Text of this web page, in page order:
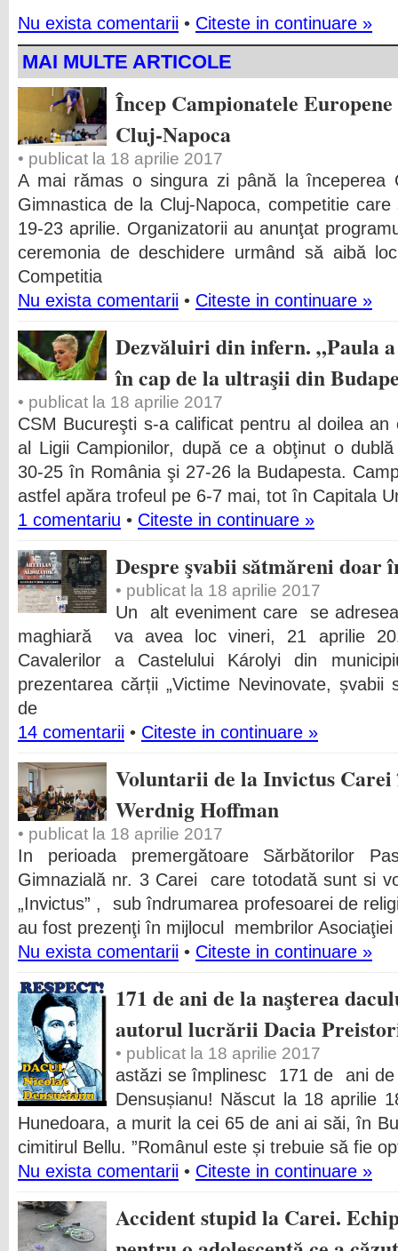
Nu exista comentarii • Citeste in continuare »
MAI MULTE ARTICOLE
Încep Campionatele
Cluj-Napoca
• publicat la 18 aprilie 2017
A mai rămas o singura zi până la începerea
Gimnastica de la Cluj-Napoca, competitie
19-23 aprilie. Organizatorii au anunţat
ceremonia de deschidere urmând să aibă
Competitia
Nu exista comentarii • Citeste in continuare »
Dezvăluiri din infern. „Paula
în cap de la ultraşii din
• publicat la 18 aprilie 2017
CSM Bucureşti s-a calificat pentru al doilea
al Ligii Campionilor, după ce a obţinut o
30-25 în România şi 27-26 la Budapesta.
astfel apăra trofeul pe 6-7 mai, tot în Capitala
1 comentariu • Citeste in continuare »
Despre şvabii sătmăreni doar
• publicat la 18 aprilie 2017
Un alt eveniment care se
maghiară va avea loc vineri, 21 aprilie
Cavalerilor a Castelului Károlyi din
prezentarea cărții „Victime Nevinovate,
de
14 comentarii • Citeste in continuare »
Voluntarii de la Invictus
Werdnig Hoffman
• publicat la 18 aprilie 2017
In perioada premergătoare Sărbătorilor
Gimnazială nr. 3 Carei care totodată sunt si
„Invictus” , sub îndrumarea profesoarei de
au fost prezenţi în mijlocul membrilor Asociaţiei
Nu exista comentarii • Citeste in continuare »
171 de ani de la naşterea
autorul lucrării Dacia
• publicat la 18 aprilie 2017
astăzi se împlinesc 171 de ani
Densușianu! Născut la 18 aprilie
Hunedoara, a murit la cei 65 de ani ai săi, în
cimitirul Bellu. ”Românul este și trebuie să fie
Nu exista comentarii • Citeste in continuare »
Accident stupid la Carei.